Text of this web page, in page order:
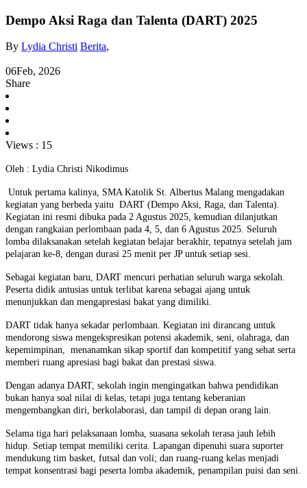
Dempo Aksi Raga dan Talenta (DART) 2025
By Lydia Christi Berita,
06Feb, 2026
Share
Views : 15
Oleh : Lydia Christi Nikodimus
Untuk pertama kalinya, SMA Katolik St. Albertus Malang mengadakan
kegiatan yang berbeda yaitu DART (Dempo Aksi, Raga, dan Talenta).
Kegiatan ini resmi dibuka pada 2 Agustus 2025, kemudian dilanjutkan
dengan rangkaian perlombaan pada 4, 5, dan 6 Agustus 2025. Seluruh
lomba dilaksanakan setelah kegiatan belajar berakhir, tepatnya setelah jam
pelajaran ke-8, dengan durasi 25 menit per JP untuk setiap sesi.
Sebagai kegiatan baru, DART mencuri perhatian seluruh warga sekolah.
Peserta didik antusias untuk terlibat karena sebagai ajang untuk
menunjukkan dan mengapresiasi bakat yang dimiliki.
DART tidak hanya sekadar perlombaan. Kegiatan ini dirancang untuk
mendorong siswa mengekspresikan potensi akademik, seni, olahraga, dan
kepemimpinan, menanamkan sikap sportif dan kompetitif yang sehat serta
memberi ruang apresiasi bagi bakat dan prestasi siswa.
Dengan adanya DART, sekolah ingin mengingatkan bahwa pendidikan
bukan hanya soal nilai di kelas, tetapi juga tentang keberanian
mengembangkan diri, berkolaborasi, dan tampil di depan orang lain.
Selama tiga hari pelaksanaan lomba, suasana sekolah terasa jauh lebih
hidup. Setiap tempat memiliki cerita. Lapangan dipenuhi suara suporter
mendukung tim basket, futsal dan voli; dan ruang-ruang kelas menjadi
tempat konsentrasi bagi peserta lomba akademik, penampilan puisi dan seni.